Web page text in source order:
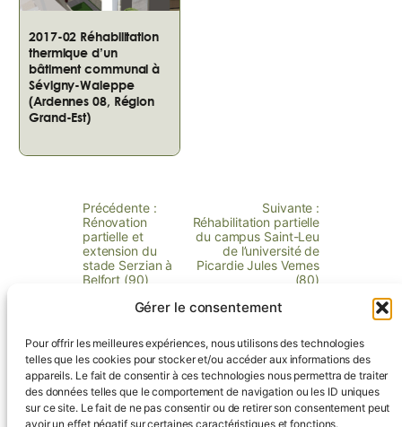
Gérer le consentement
Pour offrir les meilleures expériences, nous utilisons des technologies
telles que les cookies pour stocker et/ou accéder aux informations des
appareils. Le fait de consentir à ces technologies nous permettra de traiter
des données telles que le comportement de navigation ou les ID uniques
sur ce site. Le fait de ne pas consentir ou de retirer son consentement peut
avoir un effet négatif sur certaines caractéristiques et fonctions.
2017-02 Réhabilitation
thermique d’un
bâtiment communal à
Sévigny-Waleppe
(Ardennes 08, Région
Grand-Est)
Précédente :
Rénovation
partielle et
extension du
stade Serzian à
Belfort (90)
Suivante :
Réhabilitation partielle
du campus Saint-Leu
de l’université de
Picardie Jules Vernes
(80)
Contactez-nous !